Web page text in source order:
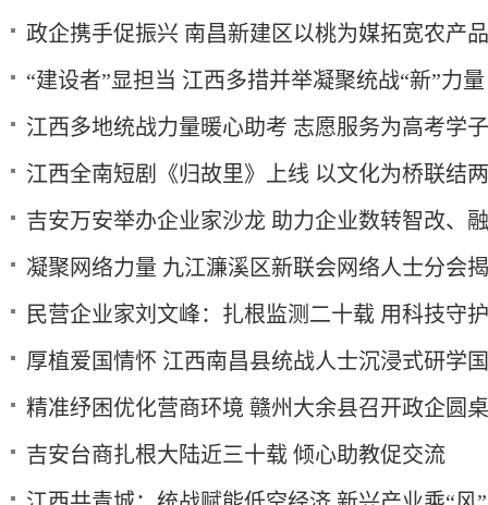
政企携手促振兴 南昌新建区以桃为媒拓宽农产
“建设者”显担当 江西多措并举凝聚统战“新”力量
江西多地统战力量暖心助考 志愿服务为高考学
江西全南短剧《归故里》上线 以文化为桥联结
吉安万安举办企业家沙龙 助力企业数转智改、
凝聚网络力量 九江濂溪区新联会网络人士分会
民营企业家刘文峰：扎根监测二十载 用科技守
厚植爱国情怀 江西南昌县统战人士沉浸式研学
精准纾困优化营商环境 赣州大余县召开政企圆
吉安台商扎根大陆近三十载 倾心助教促交流